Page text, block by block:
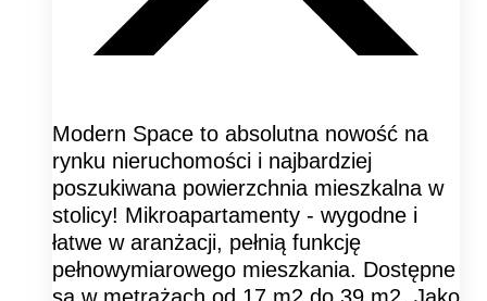
Modern Space to absolutna nowość na
rynku nieruchomości i najbardziej
poszukiwana powierzchnia mieszkalna w
stolicy! Mikroapartamenty - wygodne i
łatwe w aranżacji, pełnią funkcję
pełnowymiarowego mieszkania. Dostępne